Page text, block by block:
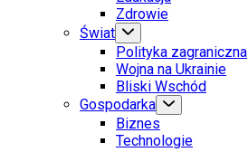
Zdrowie
Świat
Polityka zagraniczna
Wojna na Ukrainie
Bliski Wschód
Gospodarka
Biznes
Technologie